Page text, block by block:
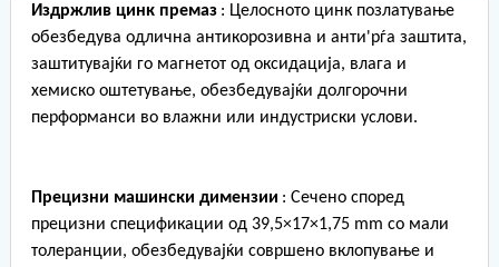
Издржлив цинк премаз : Целосното цинк позлатување
обезбедува одлична антикорозивна и анти'рѓа заштита,
заштитувајќи го магнетот од оксидација, влага и
хемиско оштетување, обезбедувајќи долгорочни
перформанси во влажни или индустриски услови.
Прецизни машински димензии : Сечено според
прецизни спецификации од 39,5×17×1,75 mm со мали
толеранции, обезбедувајќи совршено вклопување и